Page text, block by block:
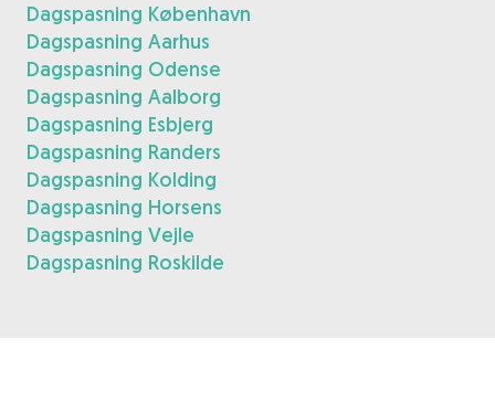
Dagspasning København
Dagspasning Aarhus
Dagspasning Odense
Dagspasning Aalborg
Dagspasning Esbjerg
Dagspasning Randers
Dagspasning Kolding
Dagspasning Horsens
Dagspasning Vejle
Dagspasning Roskilde